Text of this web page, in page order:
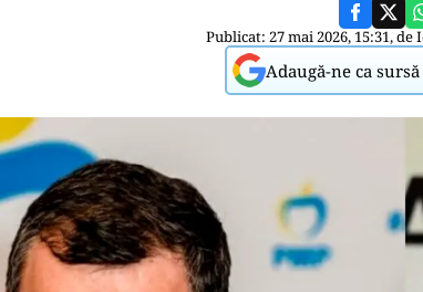
Publicat: 27 mai 2026, 15:31, de
Adaugă-ne ca